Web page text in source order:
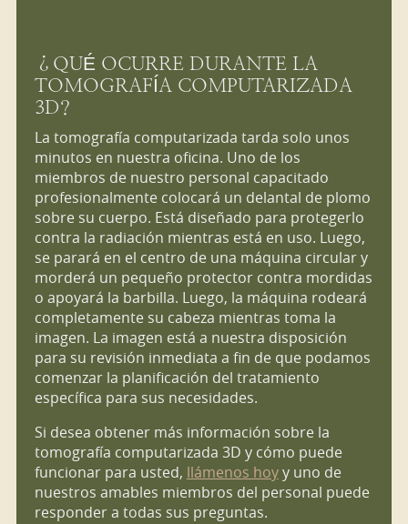
¿QUÉ OCURRE DURANTE LA
TOMOGRAFÍA COMPUTARIZADA
3D?
La tomografía computarizada tarda solo unos
minutos en nuestra oficina. Uno de los
miembros de nuestro personal capacitado
profesionalmente colocará un delantal de plomo
sobre su cuerpo. Está diseñado para protegerlo
contra la radiación mientras está en uso. Luego,
se parará en el centro de una máquina circular y
morderá un pequeño protector contra mordidas
o apoyará la barbilla. Luego, la máquina rodeará
completamente su cabeza mientras toma la
imagen. La imagen está a nuestra disposición
para su revisión inmediata a fin de que podamos
comenzar la planificación del tratamiento
específica para sus necesidades.
Si desea obtener más información sobre la
tomografía computarizada 3D y cómo puede
funcionar para usted, llámenos hoyy uno de
nuestros amables miembros del personal puede
responder a todas sus preguntas.